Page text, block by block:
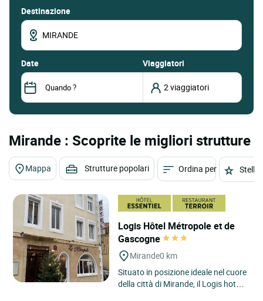
Destinazione
date Viaggiatori
Mirande : Scoprite le migliori strutture
Mappa Strutture popolari Ordina per Stelle
Logis Hôtel Métropole et de
Gascogne
Mirande0 km
Situato in posizione ideale nel cuore
della città di Mirande, il Logis hotel